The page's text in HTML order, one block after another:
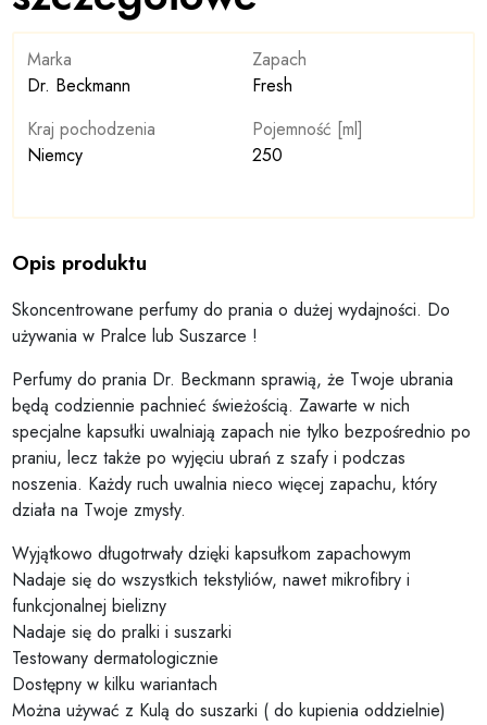
Marka
Dr. Beckmann
Kraj pochodzenia
Niemcy
Zapach
Fresh
Pojemność [ml]
250
Opis produktu
Skoncentrowane perfumy do prania o dużej wydajności. Do
używania w Pralce lub Suszarce !
Perfumy do prania Dr. Beckmann sprawią, że Twoje ubrania
będą codziennie pachnieć świeżością. Zawarte w nich
specjalne kapsułki uwalniają zapach nie tylko bezpośrednio po
praniu, lecz także po wyjęciu ubrań z szafy i podczas
noszenia. Każdy ruch uwalnia nieco więcej zapachu, który
działa na Twoje zmysły.
Wyjątkowo długotrwały dzięki kapsułkom zapachowym
Nadaje się do wszystkich tekstyliów, nawet mikrofibry i
funkcjonalnej bielizny
Nadaje się do pralki i suszarki
Testowany dermatologicznie
Dostępny w kilku wariantach
Można używać z Kulą do suszarki ( do kupienia oddzielnie)